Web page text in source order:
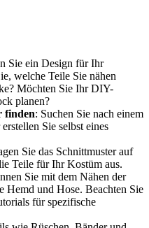
Sie ein Design für Ihr
welche Teile Sie nähen
Möchten Sie Ihr DIY-
planen?
finden: Suchen Sie nach einem
Sie selbst eines
Sie das Schnittmuster auf
Teile für Ihr Kostüm aus.
Sie mit dem Nähen der
Hemd und Hose. Beachten Sie
für spezifische